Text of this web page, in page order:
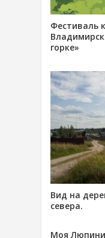
Фестиваль
горке»
Вид на
севера.
Моя